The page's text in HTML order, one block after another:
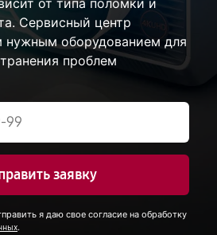
от типа поломки и
Сервисный центр
нужным оборудованием для
проблем
заявку
я даю свое согласие на обработку
.